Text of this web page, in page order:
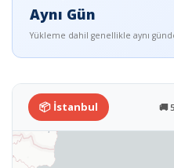
Aynı Gün
Yükleme dahil genellikle aynı
📦 İstanbul 🚚